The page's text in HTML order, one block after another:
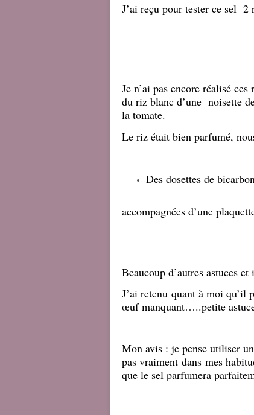
J’ai reçu pour tester ce sel 2
Je n’ai pas encore réalisé
du riz blanc d’une noisette
la tomate.
Le riz était bien parfumé,
Des dosettes de
accompagnées d’une
Beaucoup d’autres astuces
J’ai retenu quant à moi qu’il
œuf manquant…..petite
Mon avis : je pense utiliser
pas vraiment dans mes
que le sel parfumera